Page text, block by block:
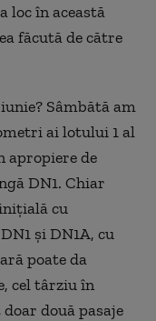
loc în această
făcută de către
Sâmbătă am
ai lotului 1 al
apropiere de
DN1. Chiar
cu
și DN1A, cu
poate da
cel târziu în
două pasaje